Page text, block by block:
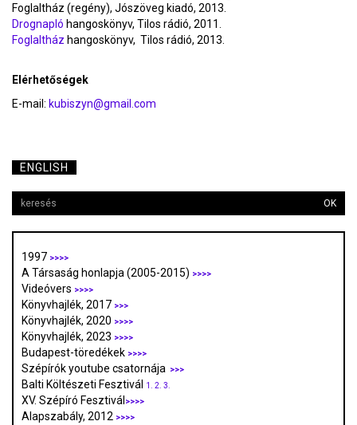
Foglaltház (regény), Jószöveg kiadó, 2013.
Drognapló hangoskönyv, Tilos rádió, 2011.
Foglaltház hangoskönyv, Tilos rádió, 2013.
Elérhetőségek
E-mail: kubiszyn@gmail.com
ENGLISH
OK
1997 >>>>
A Társaság honlapja (2005-2015) >>>>
Videóvers >>>>
Könyvhajlék, 2017 >>>
Könyvhajlék, 2020 >>>>
Könyvhajlék, 2023 >>>>
Budapest-töredékek >>>>
Szépírók youtube csatornája >>>
Balti Költészeti Fesztivál 1. 2. 3.
XV. Szépíró Fesztivál >>>>
Alapszabály, 2012 >>>>